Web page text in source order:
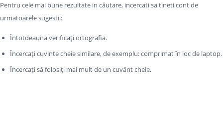
Pentru cele mai bune rezultate in căutare, incercati sa tineti cont de
urmatoarele sugestii:
Întotdeauna verificați ortografia.
Încercați cuvinte cheie similare, de exemplu: comprimat în loc de laptop.
Încercați să folosiți mai mult de un cuvânt cheie.